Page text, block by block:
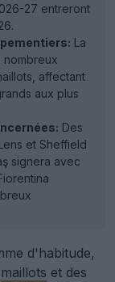
27 entreront
La
nombreux
affectant
aux plus
Des
et Sheffield
signera avec
d'habitude,
maillots et des